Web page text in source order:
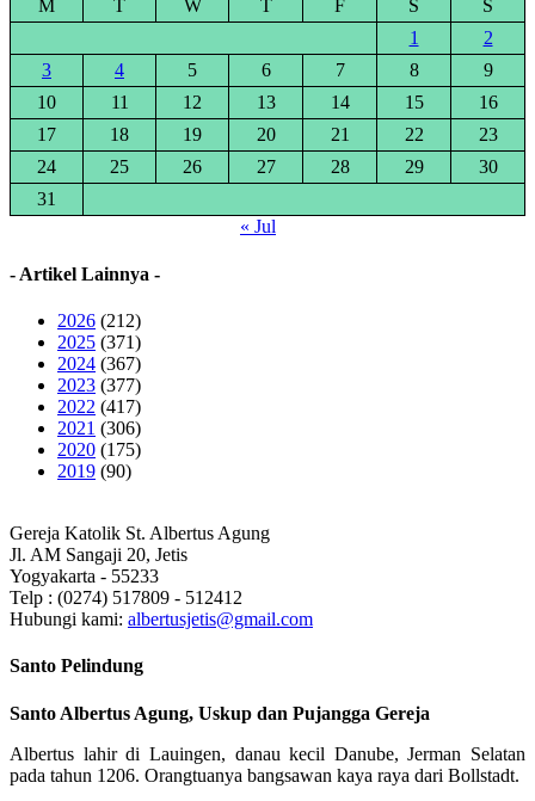
M
T W T F S
S
1
2
3
4 5 6 7 8
9
10
11 12 13 14 15
16
17
18 19 20 21 22
23
24
25 26 27 28 29
30
31
« Jul
- Artikel Lainnya -
2026 (212)
2025 (371)
2024 (367)
2023 (377)
2022 (417)
2021 (306)
2020 (175)
2019 (90)
Gereja Katolik St. Albertus Agung
Jl. AM Sangaji 20, Jetis
Yogyakarta - 55233
Telp : (0274) 517809 - 512412
Hubungi kami: albertusjetis@gmail.com
Santo Pelindung
Santo Albertus Agung, Uskup dan Pujangga Gereja
Albertus lahir di Lauingen, danau kecil Danube, Jerman Selatan
pada tahun 1206. Orangtuanya bangsawan kaya raya dari Bollstadt.